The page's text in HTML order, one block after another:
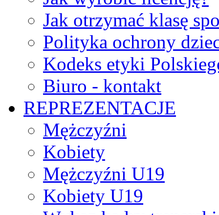
Jak otrzymać klasę
Polityka ochrony
Kodeks etyki
Biuro - kontakt
REPREZENTACJE
Mężczyźni
Kobiety
Mężczyźni U19
Kobiety U19